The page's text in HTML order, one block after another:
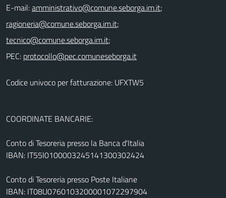
E-mail:
;
;
;
PEC:
Codice univoco per fatturazione: UFXTW5
COORDINATE BANCARIE:
Conto di Tesoreria presso la Banca d'Italia
IBAN: IT55I0100003245141300302424
Conto di Tesoreria presso Poste Italiane
IBAN: IT08U0760103200001072297904